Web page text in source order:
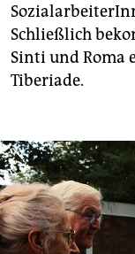
Schließlich
Sinti und Roma
Tiberiade.